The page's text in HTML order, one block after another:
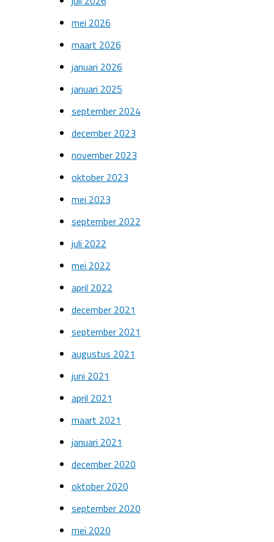
mei 2026
maart 2026
januari 2026
januari 2025
september 2024
december 2023
november 2023
oktober 2023
mei 2023
september 2022
juli 2022
mei 2022
april 2022
december 2021
september 2021
augustus 2021
juni 2021
april 2021
maart 2021
januari 2021
december 2020
oktober 2020
september 2020
mei 2020